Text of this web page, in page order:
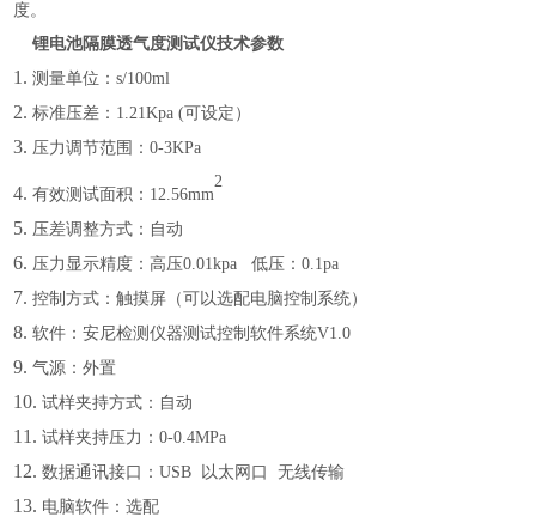
度。
锂电池隔膜透气度测试仪技术参数
1.测量单位：s/100ml
2.标准压差： 1.21Kpa (可设定）
3. 压力调节范围：0-3KPa
4.有效测试面积： 12.56mm
2
5. 压差调整方式：自动
6. 压力显示精度：高压0.01kpa 低压：0.1pa
7.控制方式：触摸屏（可以选配电脑控制系统）
8.软件：安尼检测仪器测试控制软件系统V1.0
9.气源：外置
10.试样夹持方式：自动
11.试样夹持压力：0-0.4MPa
12.数据通讯接口：USB 以太网口 无线传输
13. 电脑软件：选配